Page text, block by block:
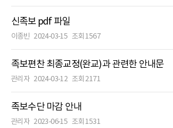
신족보 pdf 파일
이종빈 2024-03-15 조회 1567
족보편찬 최종교정(완교)과 관련한 안내문
관리자 2024-03-12 조회 2171
족보수단 마감 안내
관리자 2023-06-15 조회 1531